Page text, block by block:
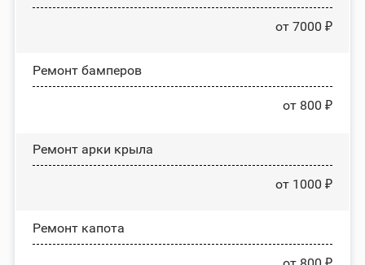
от 7000 ₽
Ремонт бамперов
от 800 ₽
Ремонт арки крыла
от 1000 ₽
Ремонт капота